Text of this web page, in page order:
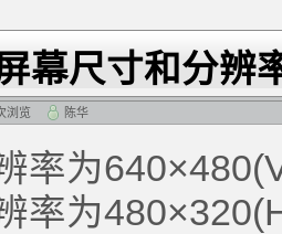
幕尺寸和分辨
浏览 陈华
率为
率为